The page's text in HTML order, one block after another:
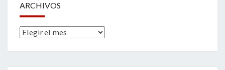
ARCHIVOS
Archivos